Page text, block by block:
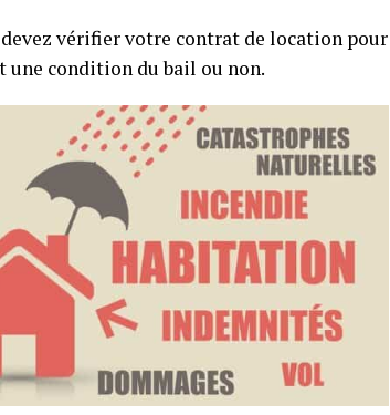
vérifier votre contrat de location pour
une condition du bail ou non.